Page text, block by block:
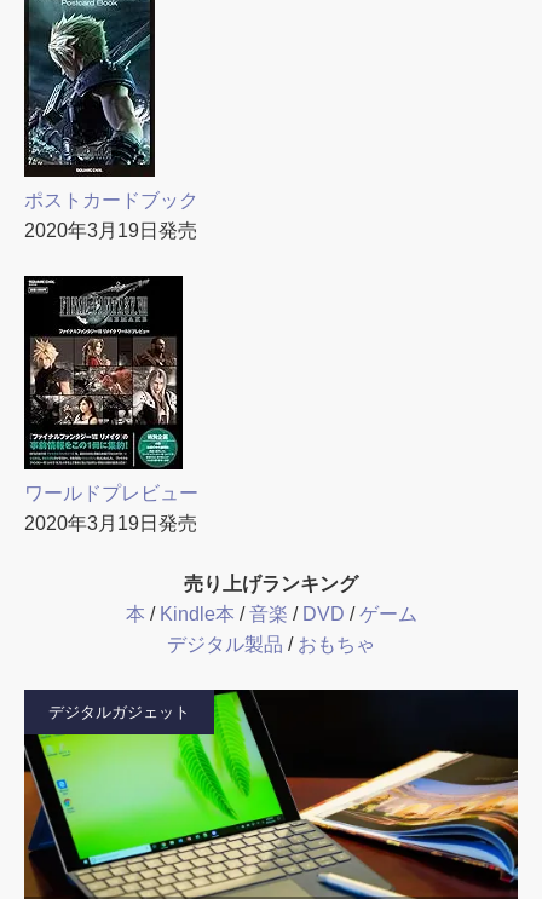
ポストカードブック
2020年3月19日発売
ワールドプレビュー
2020年3月19日発売
売り上げランキング
本 / Kindle本 /音楽 / DVD /ゲーム
デジタル製品 / おもちゃ
デジタルガジェット